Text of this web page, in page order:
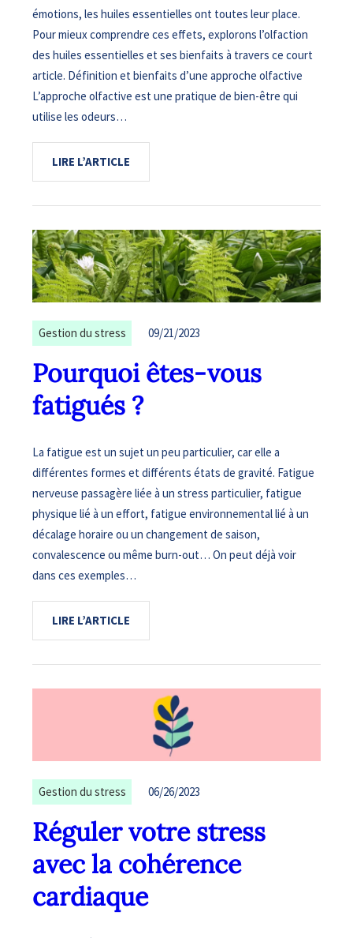
émotions, les huiles essentielles ont toutes leur place.
Pour mieux comprendre ces effets, explorons l’olfaction
des huiles essentielles et ses bienfaits à travers ce court
article. Définition et bienfaits d’une approche olfactive
L’approche olfactive est une pratique de bien-être qui
utilise les odeurs…
LIRE L’ARTICLE
Gestion du stress 09/21/2023
Pourquoi êtes-vous
fatigués ?
La fatigue est un sujet un peu particulier, car elle a
différentes formes et différents états de gravité. Fatigue
nerveuse passagère liée à un stress particulier, fatigue
physique lié à un effort, fatigue environnemental lié à un
décalage horaire ou un changement de saison,
convalescence ou même burn-out… On peut déjà voir
dans ces exemples…
LIRE L’ARTICLE
Gestion du stress 06/26/2023
Réguler votre stress
avec la cohérence
cardiaque